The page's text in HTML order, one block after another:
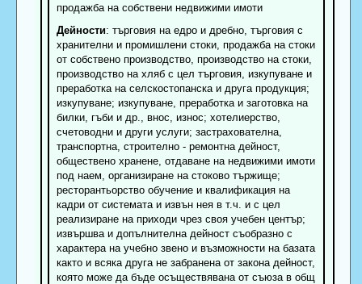
продажба на собствени недвижими имоти
Дейности: търговия на едро и дребно, търговия с
хранителни и промишлени стоки, продажба на стоки
от собствено производство, производство на стоки,
производство на хляб с цел търговия, изкупуване и
преработка на селскостопанска и друга продукция;
изкупуване; изкупуване, преработка и заготовка на
билки, гъби и др., внос, износ; хотелиерство,
счетоводни и други услуги; застрахователна,
транспортна, строително - ремонтна дейност,
обществено хранене, отдаване на недвижими имоти
под наем, организиране на стоково тържище;
ресторантьорство обучение и квалификация на
кадри от системата и извън нея в т.ч. и с цел
реализиране на приходи чрез своя учебен център;
извършва и допълнителна дейност съобразно с
характера на учебно звено и възможности на базата
както и всяка друга не забранена от закона дейност,
която може да бъде осъществявана от съюза в общ